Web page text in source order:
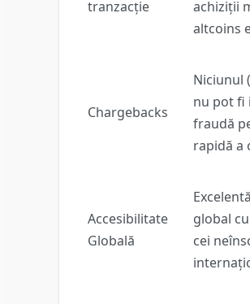
tranzacție
achiziții
altcoins
Chargebacks
Niciunul
nu pot fi
fraudă
rapidă a
Accesibilitate
Globală
global
cei